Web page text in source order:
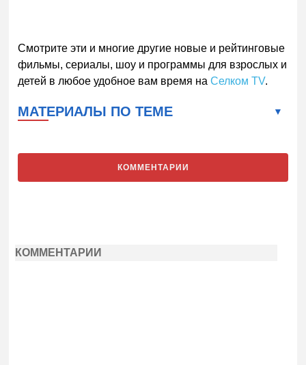
Смотрите эти и многие другие новые и рейтинговые
фильмы, сериалы, шоу и программы для взрослых и
детей в любое удобное вам время наСелком TV.
МАТЕРИАЛЫ ПО ТЕМЕ
КОММЕНТАРИИ
КОММЕНТАРИИ